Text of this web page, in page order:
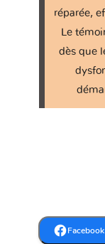
réparée,
Le
dès que
Facebook